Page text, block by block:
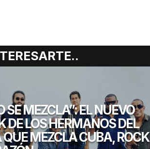
SE MEZCLA”: EL NUEVO
DE LOS HERMANOS DEL
MEZCLA CUBA, ROCK